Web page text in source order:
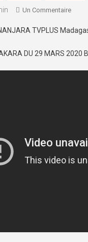
Un Commentaire
TVPLUS
DU 29 MARS 2020